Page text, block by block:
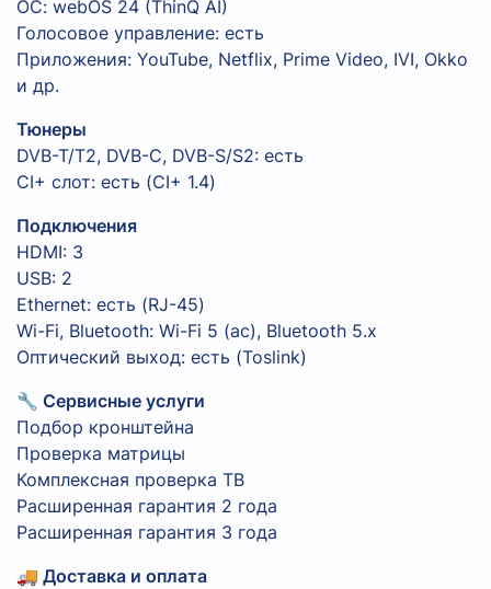
ОС: webOS 24 (ThinQ AI)
Голосовое управление: есть
Приложения: YouTube, Netflix, Prime Video, IVI, Okko
и др.
Тюнеры
DVB-T/T2, DVB-C, DVB-S/S2: есть
CI+ слот: есть (CI+ 1.4)
Подключения
HDMI: 3
USB: 2
Ethernet: есть (RJ-45)
Wi-Fi, Bluetooth: Wi-Fi 5 (ac), Bluetooth 5.x
Оптический выход: есть (Toslink)
🔧 Сервисные услуги
Подбор кронштейна
Проверка матрицы
Комплексная проверка ТВ
Расширенная гарантия 2 года
Расширенная гарантия 3 года
🚚 Доставка и оплата